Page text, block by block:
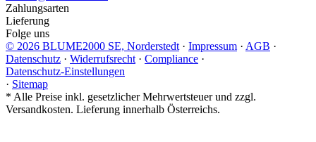
Zahlungsarten
Lieferung
Folge uns
© 2026 BLUME2000 SE, Norderstedt · Impressum · AGB ·
Datenschutz · Widerrufsrecht · Compliance ·
Datenschutz-Einstellungen
· Sitemap
* Alle Preise inkl. gesetzlicher Mehrwertsteuer und zzgl.
Versandkosten. Lieferung innerhalb Österreichs.